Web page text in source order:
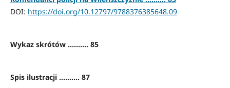
DOI: https://doi.org/10.12797/9788376385648.09
Wykaz skrótów .......... 85
Spis ilustracji .......... 87